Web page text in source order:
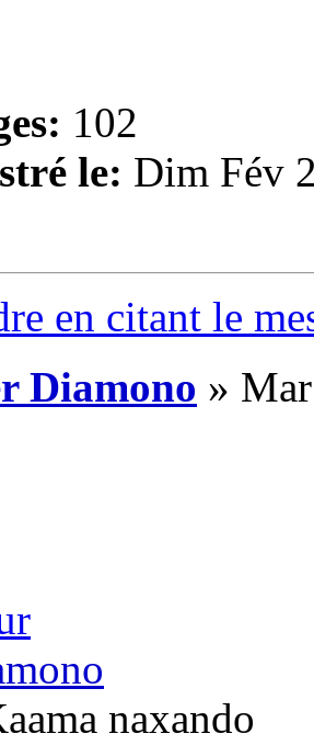
102
le: Dim Fév
en citant le
Diamono »
naxando